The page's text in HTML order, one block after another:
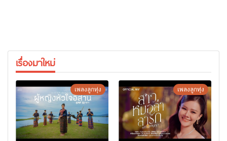
เรื่องมาใหม่
เพลงลูกทุ่ง เพลงลูกทุ่ง